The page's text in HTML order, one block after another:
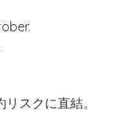
スクに直結。